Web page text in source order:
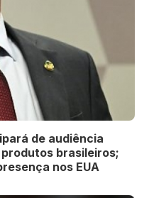
de audiência
brasileiros;
nos EUA